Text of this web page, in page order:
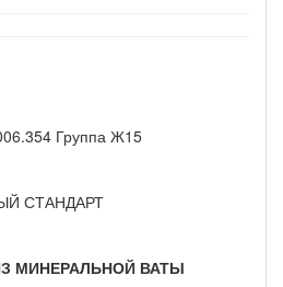
Группа Ж15
СТАНДАРТ
МИНЕРАЛЬНОЙ ВАТЫ